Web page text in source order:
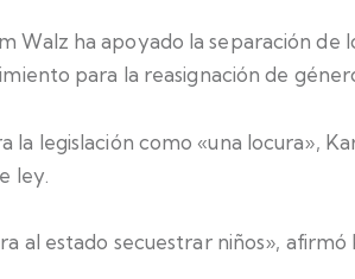
Walz ha apoyado la separación de
para la reasignación de
la legislación como «una locura»,
ley.
al estado secuestrar niños», afirmó